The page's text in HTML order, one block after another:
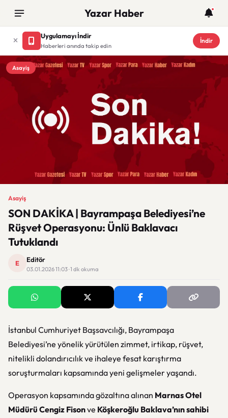
Yazar Haber
Uygulamayı İndir
Haberleri anında takip edin
İndir
Asayiş
Asayiş
SON DAKİKA | Bayrampaşa Belediyesi’ne
Rüşvet Operasyonu: Ünlü Baklavacı
Tutuklandı
E Editör
03.01.2026 11:03 · 1 dk okuma
İstanbul Cumhuriyet Başsavcılığı, Bayrampaşa
Belediyesi’ne yönelik yürütülen zimmet, irtikap, rüşvet,
nitelikli dolandırıcılık ve ihaleye fesat karıştırma
soruşturmaları kapsamında yeni gelişmeler yaşandı.
Operasyon kapsamında gözaltına alınan Marnas Otel
Müdürü Cengiz Fisonve Köşkeroğlu Baklava’nın sahibi